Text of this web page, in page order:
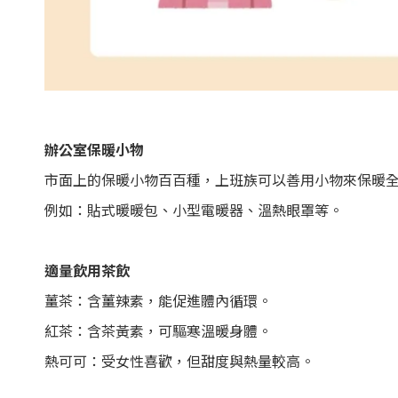
辦公室保暖小物
市面上的保暖小物百百種，上班族可以善用小物來保暖
例如：貼式暖暖包、小型電暖器、溫熱眼罩等。
適量飲用茶飲
薑茶：含薑辣素，能促進體內循環。
紅茶：含茶黃素，可驅寒溫暖身體。
熱可可：受女性喜歡，但甜度與熱量較高。